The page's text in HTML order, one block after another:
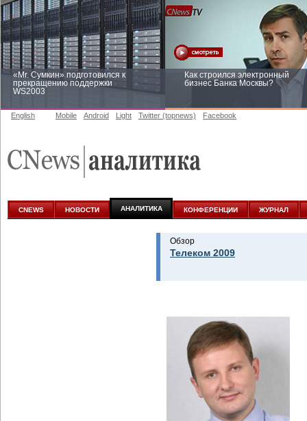
«Mr. Сумкин» подготовился к
прекращению поддержки
WS2003
Как строился электронный
бизнес Банка Москвы?
аналитике
English Mobile Android Light Twitter (topnews) Facebook
CNEWS НОВОСТИ АНАЛИТИКА КОНФЕРЕНЦИИ ЖУРНАЛ
Обзор
Телеком 2009